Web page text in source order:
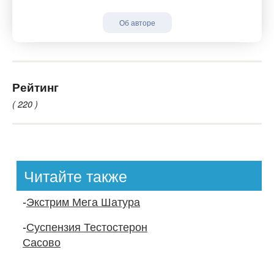
Об авторе
Рейтинг
( 220 )
Читайте также
-Экстрим Мега Шатура
-Суспензия Тестостерон
Сасово